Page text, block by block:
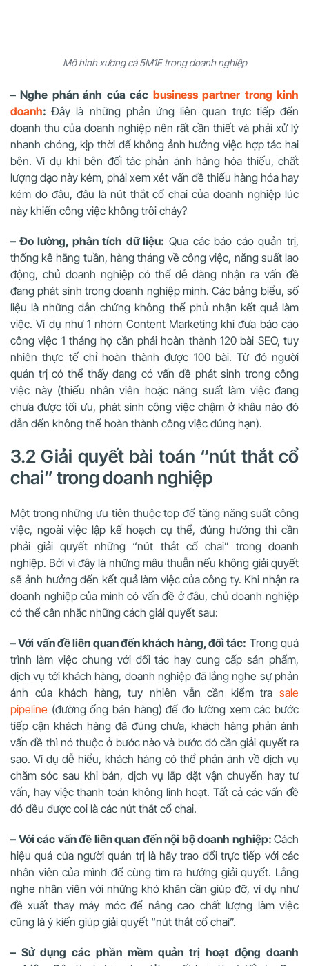
Mô hình xương cá 5M1E trong doanh nghiệp
– Nghe phản ánh của các business partner trong kinh
doanh: Đây là những phản ứng liên quan trực tiếp đến
doanh thu của doanh nghiệp nên rất cần thiết và phải xử lý
nhanh chóng, kịp thời để không ảnh hưởng việc hợp tác hai
bên. Ví dụ khi bên đối tác phản ánh hàng hóa thiếu, chất
lượng dạo này kém, phải xem xét vấn đề thiếu hàng hóa hay
kém do đâu, đâu là nút thắt cổ chai của doanh nghiệp lúc
này khiến công việc không trôi chảy?
– Đo lường, phân tích dữ liệu: Qua các báo cáo quản trị,
thống kê hằng tuần, hàng tháng về công việc, năng suất lao
động, chủ doanh nghiệp có thể dễ dàng nhận ra vấn đề
đang phát sinh trong doanh nghiệp mình. Các bảng biểu, số
liệu là những dẫn chứng không thể phủ nhận kết quả làm
việc. Ví dụ như 1 nhóm Content Marketing khi đưa báo cáo
công việc 1 tháng họ cần phải hoàn thành 120 bài SEO, tuy
nhiên thực tế chỉ hoàn thành được 100 bài. Từ đó người
quản trị có thể thấy đang có vấn đề phát sinh trong công
việc này (thiếu nhân viên hoặc năng suất làm việc đang
chưa được tối ưu, phát sinh công việc chậm ở khâu nào đó
dẫn đến không thể hoàn thành công việc đúng hạn).
3.2 Giải quyết bài toán “nút thắt cổ
chai” trong doanh nghiệp
Một trong những ưu tiên thuộc top để tăng năng suất công
việc, ngoài việc lập kế hoạch cụ thể, đúng hướng thì cần
phải giải quyết những “nút thắt cổ chai” trong doanh
nghiệp. Bởi vì đây là những mâu thuẫn nếu không giải quyết
sẽ ảnh hưởng đến kết quả làm việc của công ty. Khi nhận ra
doanh nghiệp của mình có vấn đề ở đâu, chủ doanh nghiệp
có thể cân nhắc những cách giải quyết sau:
– Với vấn đề liên quan đến khách hàng, đối tác: Trong quá
trình làm việc chung với đối tác hay cung cấp sản phẩm,
dịch vụ tới khách hàng, doanh nghiệp đã lắng nghe sự phản
ánh của khách hàng, tuy nhiên vẫn cần kiểm tra sale
pipeline (đường ống bán hàng) để đo lường xem các bước
tiếp cận khách hàng đã đúng chưa, khách hàng phản ánh
vấn đề thì nó thuộc ở bước nào và bước đó cần giải quyết ra
sao. Ví dụ dễ hiểu, khách hàng có thể phản ánh về dịch vụ
chăm sóc sau khi bán, dịch vụ lắp đặt vận chuyển hay tư
vấn, hay việc thanh toán không linh hoạt. Tất cả các vấn đề
đó đều được coi là các nút thắt cổ chai.
– Với các vấn đề liên quan đến nội bộ doanh nghiệp: Cách
hiệu quả của người quản trị là hãy trao đổi trực tiếp với các
nhân viên của mình để cùng tìm ra hướng giải quyết. Lắng
nghe nhân viên với những khó khăn cần giúp đỡ, ví dụ như
đề xuất thay máy móc để nâng cao chất lượng làm việc
cũng là ý kiến giúp giải quyết “nút thắt cổ chai”.
– Sử dụng các phần mềm quản trị hoạt động doanh